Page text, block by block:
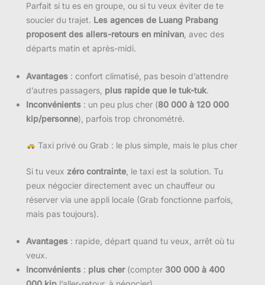
Parfait si tu es en groupe, ou si tu veux éviter de te
soucier du trajet. Les agences de Luang Prabang
proposent des allers-retours en minivan , avec des
départs matin et après-midi.
Avantages : confort climatisé, pas besoin d’attendre
d’autres passagers, plus rapide que le tuk-tuk.
Inconvénients : un peu plus cher (80 000 à 120 000
kip/personne), parfois trop chronométré.
Taxi privé ou Grab : le plus simple, mais le plus cher
Si tu veux zéro contrainte , le taxi est la solution. Tu
peux négocier directement avec un chauffeur ou
réserver via une appli locale (Grab fonctionne parfois,
mais pas toujours).
Avantages : rapide, départ quand tu veux, arrêt où tu
veux.
Inconvénients : plus cher(compter 300 000 à 400